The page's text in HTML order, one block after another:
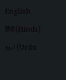
English
हिंदी (Hindi)
اردو (Urdu